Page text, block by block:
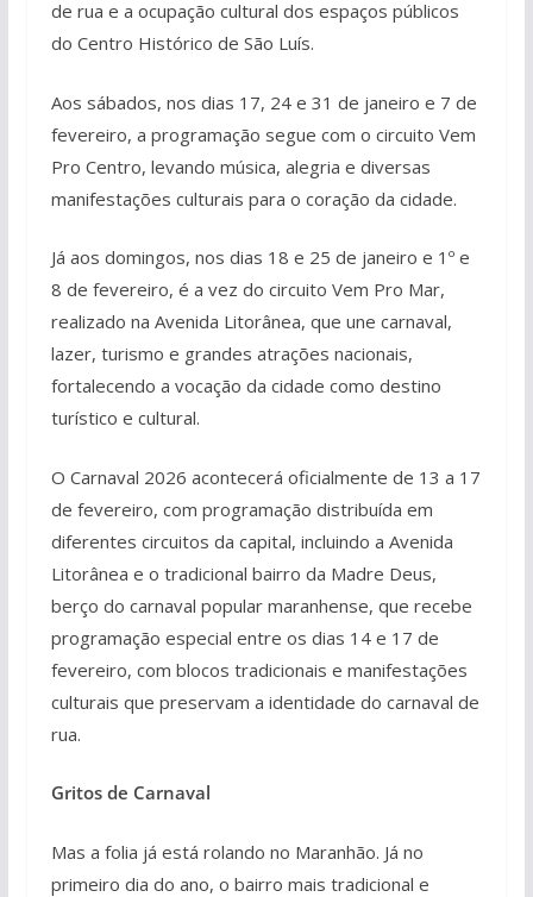
de rua e a ocupação cultural dos espaços públicos
do Centro Histórico de São Luís.
Aos sábados, nos dias 17, 24 e 31 de janeiro e 7 de
fevereiro, a programação segue com o circuito Vem
Pro Centro, levando música, alegria e diversas
manifestações culturais para o coração da cidade.
Já aos domingos, nos dias 18 e 25 de janeiro e 1º e
8 de fevereiro, é a vez do circuito Vem Pro Mar,
realizado na Avenida Litorânea, que une carnaval,
lazer, turismo e grandes atrações nacionais,
fortalecendo a vocação da cidade como destino
turístico e cultural.
O Carnaval 2026 acontecerá oficialmente de 13 a 17
de fevereiro, com programação distribuída em
diferentes circuitos da capital, incluindo a Avenida
Litorânea e o tradicional bairro da Madre Deus,
berço do carnaval popular maranhense, que recebe
programação especial entre os dias 14 e 17 de
fevereiro, com blocos tradicionais e manifestações
culturais que preservam a identidade do carnaval de
rua.
Gritos de Carnaval
Mas a folia já está rolando no Maranhão. Já no
primeiro dia do ano, o bairro mais tradicional e